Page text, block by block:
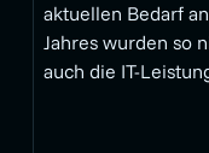
aktuellen Bedarf
Jahres wurden so
auch die IT-